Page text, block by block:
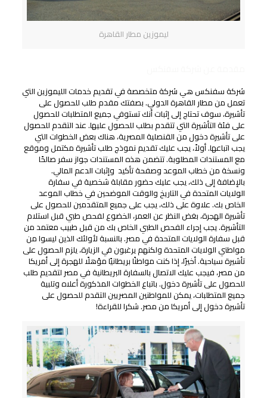
ليموزين مطار القاهرة
شركة سفنكس هي شركة متخصصة في تقديم خدمات الليموزين التي
تعمل من مطار القاهرة الدولي. بصفتك مقدم طلب للحصول على
تأشيرة، سوف تحتاج إلى إثبات أنك تستوفي جميع المتطلبات للحصول
على فئة التأشيرة التي تتقدم بطلب للحصول عليها. عند التقدم للحصول
على تأشيرة دخول من القنصلية المصرية، هناك بعض الخطوات التي
يجب اتباعها. أولاً، يجب عليك تقديم نموذج طلب تأشيرة مكتمل وموقع
مع المستندات المطلوبة. تتضمن هذه المستندات جواز سفر صالحًا
ونسخة من خطاب الموعد وصفحة تأكيد وإثبات الدعم المالي.
بالإضافة إلى ذلك، يجب عليك حضور مقابلة شخصية في سفارة
الولايات المتحدة في التاريخ والوقت الموضحين في خطاب الموعد
الخاص بك. علاوة على ذلك، يجب على جميع المتقدمين للحصول على
تأشيرة الهجرة، بغض النظر عن العمر، الخضوع لفحص طبي قبل استلام
التأشيرة. يجب إجراء الفحص الطبي الخاص بك من قبل طبيب معتمد من
قبل سفارة الولايات المتحدة في مصر. بالنسبة لأولئك الذين ليسوا من
مواطني الولايات المتحدة ولكنهم يرغبون في الزيارة، يلزم الحصول على
تأشيرة سياحية. أخيرًا، إذا كنت مواطنًا بريطانيًا مؤهلًا للهجرة إلى أمريكا
من مصر، فيجب عليك الاتصال بالسفارة البريطانية في مصر لتقديم طلب
للحصول على تأشيرة دخول. باتباع الخطوات المذكورة أعلاه وتلبية
جميع المتطلبات، يمكن للمواطنين المصريين التقدم للحصول على
تأشيرة دخول إلى أمريكا من مصر. شكرا للقراءة!